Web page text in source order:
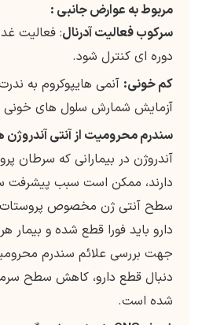
مربوط به عوارض جانبی :
سرکوب فعالیت آدرنال: فعالیت
دوره ای کنترل شود.
کم خونی: آنمی هایپوکروم به
آزمایش شمارش سلول های خونی
سندرم محرومیت از آنتی آندروژن
آندروژن در بیمارانی که سرطان
دارند، ممکن است سبب پیشرفت
جهت بررسی علائم سندرم
دنبال قطع دارو، کاهش سطح
شده است.